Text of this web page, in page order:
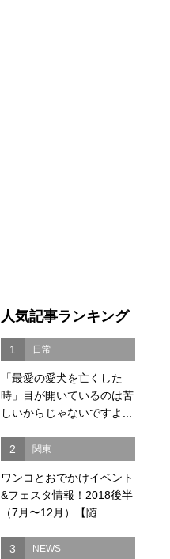
人気記事ランキング
1 日常
「最愛の愛犬を亡くした
時」目が開いているのは苦
しいからじゃないですよ...
2 関東
ワンコとおでかけイベント
&フェスタ情報！2018後半
（7月〜12月）【随...
3 NEWS